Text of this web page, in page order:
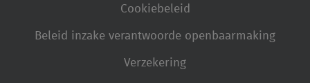
Cookiebeleid
Beleid inzake verantwoorde openbaarmaking
Verzekering